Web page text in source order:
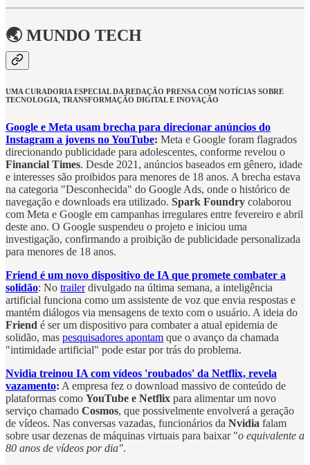
🌏 MUNDO TECH
UMA CURADORIA ESPECIAL DA REDAÇÃO PRENSA COM NOTÍCIAS SOBRE
TECNOLOGIA, TRANSFORMAÇÃO DIGITAL E INOVAÇÃO
Google e Meta usam brecha para direcionar anúncios do
Instagram a jovens no YouTube: Meta e Google foram flagrados
direcionando publicidade para adolescentes, conforme revelou o
Financial Times. Desde 2021, anúncios baseados em gênero, idade
e interesses são proibidos para menores de 18 anos. A brecha estava
na categoria "Desconhecida" do Google Ads, onde o histórico de
navegação e downloads era utilizado. Spark Foundry colaborou
com Meta e Google em campanhas irregulares entre fevereiro e abril
deste ano. O Google suspendeu o projeto e iniciou uma
investigação, confirmando a proibição de publicidade personalizada
para menores de 18 anos.
Friend é um novo dispositivo de IA que promete combater a
solidão: No trailerdivulgado na última semana, a inteligência
artificial funciona como um assistente de voz que envia respostas e
mantém diálogos via mensagens de texto com o usuário. A ideia do
Friend é ser um dispositivo para combater a atual epidemia de
solidão, mas pesquisadores apontam que o avanço da chamada
"intimidade artificial" pode estar por trás do problema.
Nvidia treinou IA com vídeos 'roubados' da Netflix, revela
vazamento: A empresa fez o download massivo de conteúdo de
plataformas como YouTube e Netflix para alimentar um novo
serviço chamado Cosmos, que possivelmente envolverá a geração
de vídeos. Nas conversas vazadas, funcionários da Nvidia falam
sobre usar dezenas de máquinas virtuais para baixar "o equivalente a
80 anos de vídeos por dia".